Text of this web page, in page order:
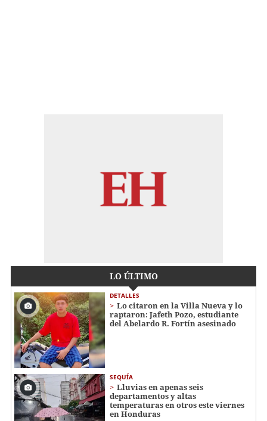
LO ÚLTIMO
DETALLES
Lo citaron en la Villa Nueva y lo
raptaron: Jafeth Pozo, estudiante
del Abelardo R. Fortín asesinado
SEQUÍA
Lluvias en apenas seis
departamentos y altas
temperaturas en otros este viernes
en Honduras